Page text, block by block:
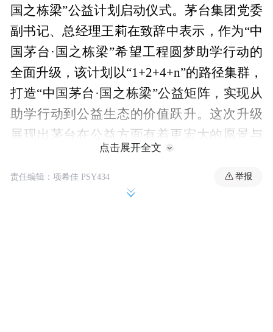
国之栋梁”公益计划启动仪式。茅台集团党委
副书记、总经理王莉在致辞中表示，作为“中
国茅台·国之栋梁”希望工程圆梦助学行动的
全面升级，该计划以“1+2+4+n”的路径集群，
打造“中国茅台·国之栋梁”公益矩阵，实现从
助学行动到公益生态的价值跃升。这次升级
展现出茅台在公益方面有着更宏大的愿景与
更清晰的规划。
点击展开全文
责任编辑：项希佳 PSY434 举报